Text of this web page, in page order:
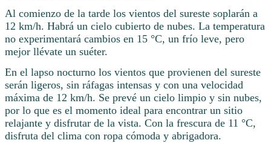
Al comienzo de la tarde los vientos del sureste soplarán a
12 km/h. Habrá un cielo cubierto de nubes. La temperatura
no experimentará cambios en 15 °C, un frío leve, pero
mejor llévate un suéter.
En el lapso nocturno los vientos que provienen del sureste
serán ligeros, sin ráfagas intensas y con una velocidad
máxima de 12 km/h. Se prevé un cielo limpio y sin nubes,
por lo que es el momento ideal para encontrar un sitio
relajante y disfrutar de la vista. Con la frescura de 11 °C,
disfruta del clima con ropa cómoda y abrigadora.